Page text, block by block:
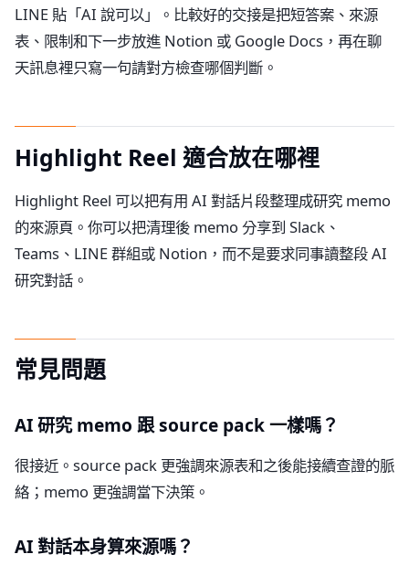
LINE 貼「AI 說可以」。比較好的交接是把短答案、來源
表、限制和下一步放進 Notion 或 Google Docs，再在聊
天訊息裡只寫一句請對方檢查哪個判斷。
Highlight Reel 適合放在哪裡
Highlight Reel 可以把有用 AI 對話片段整理成研究 memo
的來源頁。你可以把清理後 memo 分享到 Slack、
Teams、LINE 群組或 Notion，而不是要求同事讀整段 AI
研究對話。
常見問題
AI 研究 memo 跟 source pack 一樣嗎？
很接近。source pack 更強調來源表和之後能接續查證的脈
絡；memo 更強調當下決策。
AI 對話本身算來源嗎？